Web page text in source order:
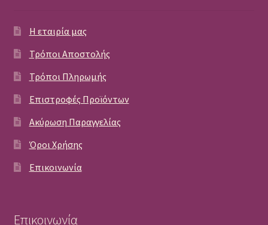
Η εταιρία μας
Τρόποι Αποστολής
Τρόποι Πληρωμής
Επιστροφές Προϊόντων
Ακύρωση Παραγγελίας
Όροι Χρήσης
Επικοινωνία
Επικοινωνία